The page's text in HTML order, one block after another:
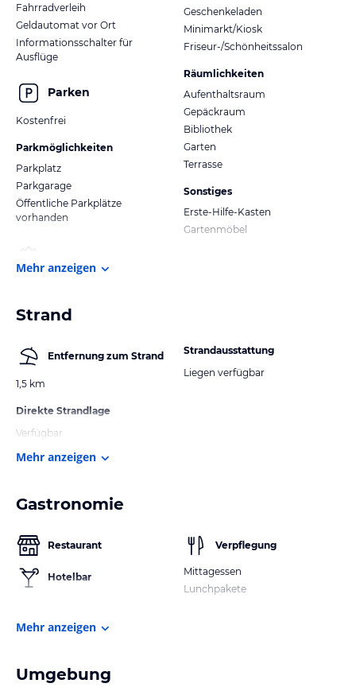
Fahrradverleih
Geldautomat vor Ort
Informationsschalter für
Ausflüge
Parken
Kostenfrei
Parkmöglichkeiten
Parkplatz
Parkgarage
Öffentliche Parkplätze
vorhanden
Geschenkeladen
Minimarkt/Kiosk
Friseur-/Schönheitssalon
Räumlichkeiten
Aufenthaltsraum
Gepäckraum
Bibliothek
Garten
Terrasse
Sonstiges
Erste-Hilfe-Kasten
Gartenmöbel
Mehr anzeigen
Strand
Entfernung zum Strand
1,5 km
Direkte Strandlage
Verfügbar
Strandausstattung
Liegen verfügbar
Mehr anzeigen
Gastronomie
Restaurant
Hotelbar
Verpflegung
Mittagessen
Lunchpakete
Mehr anzeigen
Umgebung